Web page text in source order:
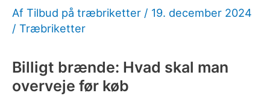
Af Tilbud på træbriketter / 19. december 2024
/ Træbriketter
Billigt brænde: Hvad skal man
overveje før køb